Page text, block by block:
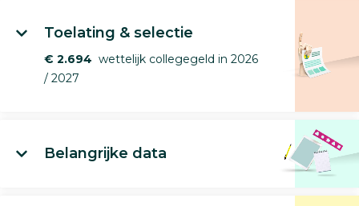
Toelating & selectie
€ 2.694 wettelijk collegegeld in 2026
/ 2027
Belangrijke data